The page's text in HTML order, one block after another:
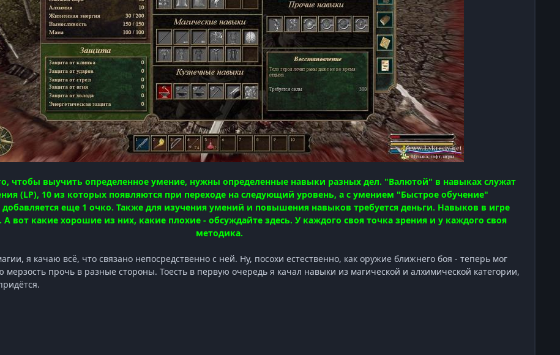
чтобы выучить определенное умение, нужны определенные навыки разных дел. "Валютой" в навыках служат
(LP), 10 из которых появляются при переходе на следующий уровень, а с умением "Быстрое обучение"
еще 1 очко. Также для изучения умений и повышения навыков требуется деньги. Навыков в игре
А вот какие хорошие из них, какие плохие - обсуждайте здесь. У каждого своя точка зрения и у каждого своя
методика.
я качаю всё, что связано непосредственно с ней. Ну, посохи естественно, как оружие ближнего боя - теперь мог
мерзость прочь в разные стороны. Тоесть в первую очередь я качал навыки из магической и алхимической категории,